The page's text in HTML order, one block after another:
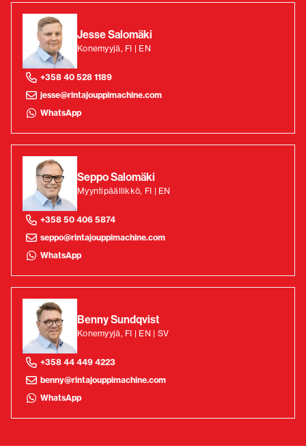
Jesse Salomäki
Konemyyjä, FI | EN
+358 40 528 1189
jesse@rintajouppimachine.com
WhatsApp
Seppo Salomäki
Myyntipäällikkö, FI | EN
+358 50 406 5874
seppo@rintajouppimachine.com
WhatsApp
Benny Sundqvist
Konemyyjä, FI | EN | SV
+358 44 449 4223
benny@rintajouppimachine.com
WhatsApp